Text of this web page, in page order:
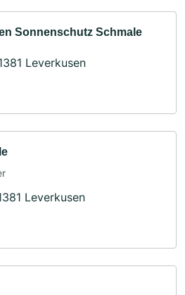
Sonnenschutz Schmale
Leverkusen
Leverkusen